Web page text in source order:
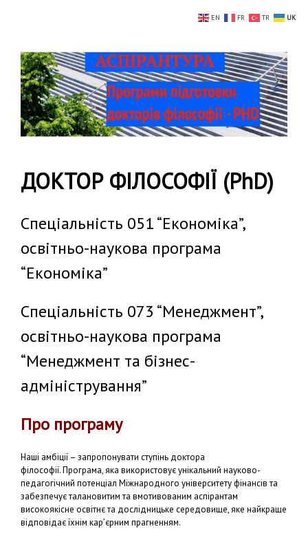
ДОКТОР ФІЛОСОФІЇ (PhD)
Спеціальність 051 “Економіка”,
освітньо-наукова програма
“Економіка”
Спеціальність 073 “Менеджмент”,
освітньо-наукова програма
“Менеджмент та бізнес-
адміністрування”
Про програму
Наші амбіції – запропонувати ступінь доктора
філософії. Програма, яка використовує унікальний науково-
педагогічний потенціал Міжнародного університету фінансів та
забезпечує талановитим та вмотивованим аспірантам
високоякісне освітнє та дослідницьке середовище, яке найкраще
відповідає їхнім кар’єрним прагненням.
EN FR TR UK